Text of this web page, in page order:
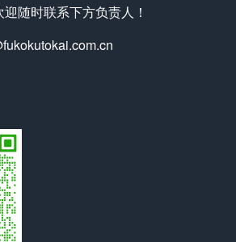
随时联系下方负责人！